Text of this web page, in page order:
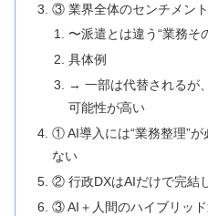
③ 業界全体のセンチメント
〜派遣とは違う“業務そ
具体例
→ 一部は代替されるが
可能性が高い
① AI導入には“業務整理”
ない
② 行政DXはAIだけで完結
③ AI＋人間のハイブリッ